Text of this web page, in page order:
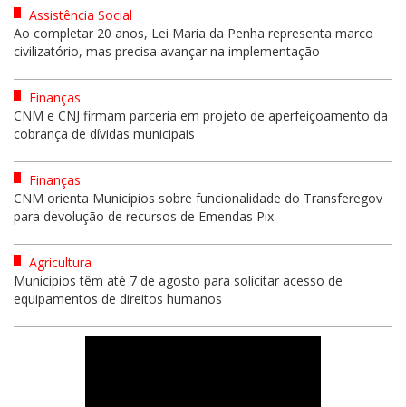
Assistência Social
Ao completar 20 anos, Lei Maria da Penha representa marco
civilizatório, mas precisa avançar na implementação
Finanças
CNM e CNJ firmam parceria em projeto de aperfeiçoamento da
cobrança de dívidas municipais
Finanças
CNM orienta Municípios sobre funcionalidade do Transferegov
para devolução de recursos de Emendas Pix
Agricultura
Municípios têm até 7 de agosto para solicitar acesso de
equipamentos de direitos humanos